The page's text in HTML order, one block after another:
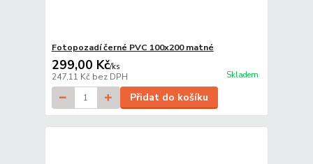
Fotopozadí černé PVC 100x200 matné
299,00 Kč/ks
247,11 Kč bez DPH Skladem
Přidat do košíku